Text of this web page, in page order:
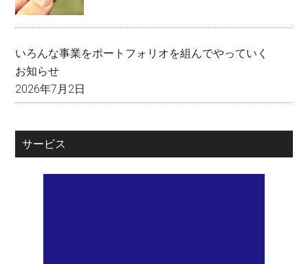
いろんな事業をポートフォリオを組んでやっていく
お知らせ
2026年7月2日
サービス